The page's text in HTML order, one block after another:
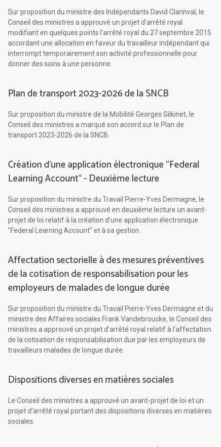
Sur proposition du ministre des Indépendants David Clarinval, le
Conseil des ministres a approuvé un projet d’arrêté royal
modifiant en quelques points l'arrêté royal du 27 septembre 2015
accordant une allocation en faveur du travailleur indépendant qui
interrompt temporairement son activité professionnelle pour
donner des soins à une personne.
Plan de transport 2023-2026 de la SNCB
Sur proposition du ministre de la Mobilité Georges Gilkinet, le
Conseil des ministres a marqué son accord sur le Plan de
transport 2023-2026 de la SNCB.
Création d’une application électronique "Federal
Learning Account" - Deuxième lecture
Sur proposition du ministre du Travail Pierre-Yves Dermagne, le
Conseil des ministres a approuvé en deuxième lecture un avant-
projet de loi relatif à la création d’une application électronique
"Federal Learning Account" et à sa gestion.
Affectation sectorielle à des mesures préventives
de la cotisation de responsabilisation pour les
employeurs de malades de longue durée
Sur proposition du ministre du Travail Pierre-Yves Dermagne et du
ministre des Affaires sociales Frank Vandebroucke, le Conseil des
ministres a approuvé un projet d’arrêté royal relatif à l'affectation
de la cotisation de responsabilisation due par les employeurs de
travailleurs malades de longue durée.
Dispositions diverses en matières sociales
Le Conseil des ministres a approuvé un avant-projet de loi et un
projet d’arrêté royal portant des dispositions diverses en matières
sociales.